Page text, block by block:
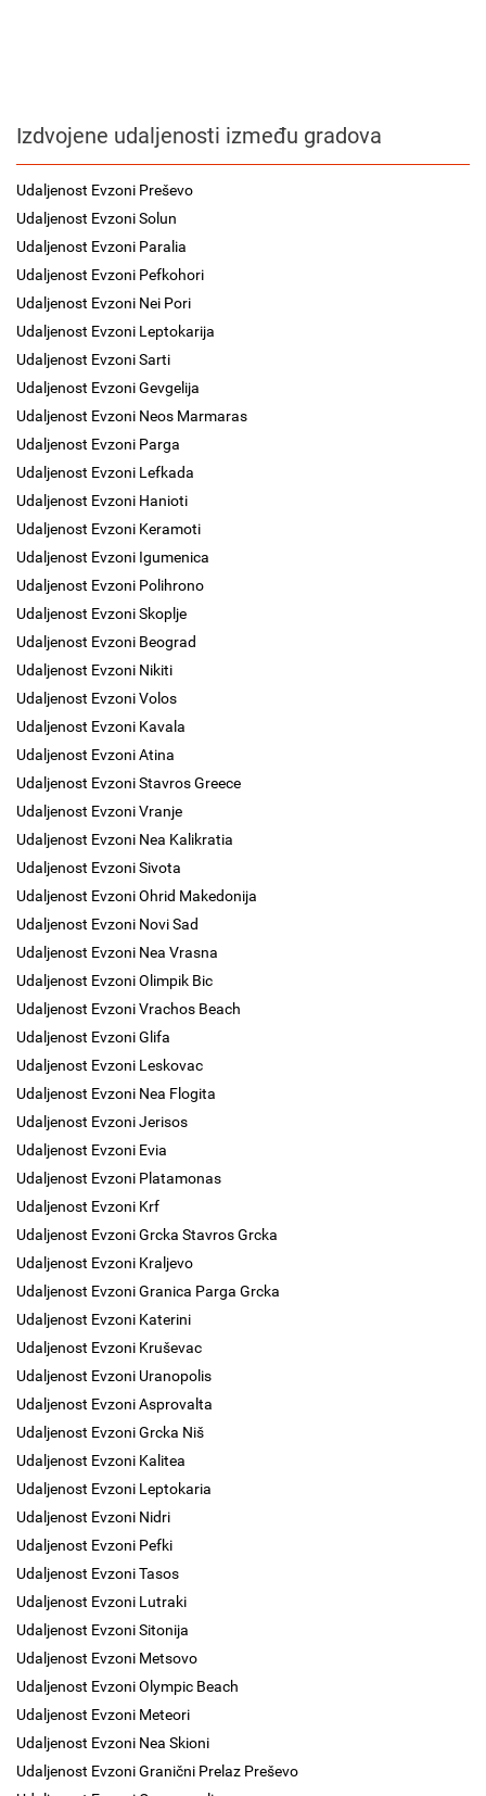
Izdvojene udaljenosti između gradova
Udaljenost Evzoni Preševo
Udaljenost Evzoni Solun
Udaljenost Evzoni Paralia
Udaljenost Evzoni Pefkohori
Udaljenost Evzoni Nei Pori
Udaljenost Evzoni Leptokarija
Udaljenost Evzoni Sarti
Udaljenost Evzoni Gevgelija
Udaljenost Evzoni Neos Marmaras
Udaljenost Evzoni Parga
Udaljenost Evzoni Lefkada
Udaljenost Evzoni Hanioti
Udaljenost Evzoni Keramoti
Udaljenost Evzoni Igumenica
Udaljenost Evzoni Polihrono
Udaljenost Evzoni Skoplje
Udaljenost Evzoni Beograd
Udaljenost Evzoni Nikiti
Udaljenost Evzoni Volos
Udaljenost Evzoni Kavala
Udaljenost Evzoni Atina
Udaljenost Evzoni Stavros Greece
Udaljenost Evzoni Vranje
Udaljenost Evzoni Nea Kalikratia
Udaljenost Evzoni Sivota
Udaljenost Evzoni Ohrid Makedonija
Udaljenost Evzoni Novi Sad
Udaljenost Evzoni Nea Vrasna
Udaljenost Evzoni Olimpik Bic
Udaljenost Evzoni Vrachos Beach
Udaljenost Evzoni Glifa
Udaljenost Evzoni Leskovac
Udaljenost Evzoni Nea Flogita
Udaljenost Evzoni Jerisos
Udaljenost Evzoni Evia
Udaljenost Evzoni Platamonas
Udaljenost Evzoni Krf
Udaljenost Evzoni Grcka Stavros Grcka
Udaljenost Evzoni Kraljevo
Udaljenost Evzoni Granica Parga Grcka
Udaljenost Evzoni Katerini
Udaljenost Evzoni Kruševac
Udaljenost Evzoni Uranopolis
Udaljenost Evzoni Asprovalta
Udaljenost Evzoni Grcka Niš
Udaljenost Evzoni Kalitea
Udaljenost Evzoni Leptokaria
Udaljenost Evzoni Nidri
Udaljenost Evzoni Pefki
Udaljenost Evzoni Tasos
Udaljenost Evzoni Lutraki
Udaljenost Evzoni Sitonija
Udaljenost Evzoni Metsovo
Udaljenost Evzoni Olympic Beach
Udaljenost Evzoni Meteori
Udaljenost Evzoni Nea Skioni
Udaljenost Evzoni Granični Prelaz Preševo